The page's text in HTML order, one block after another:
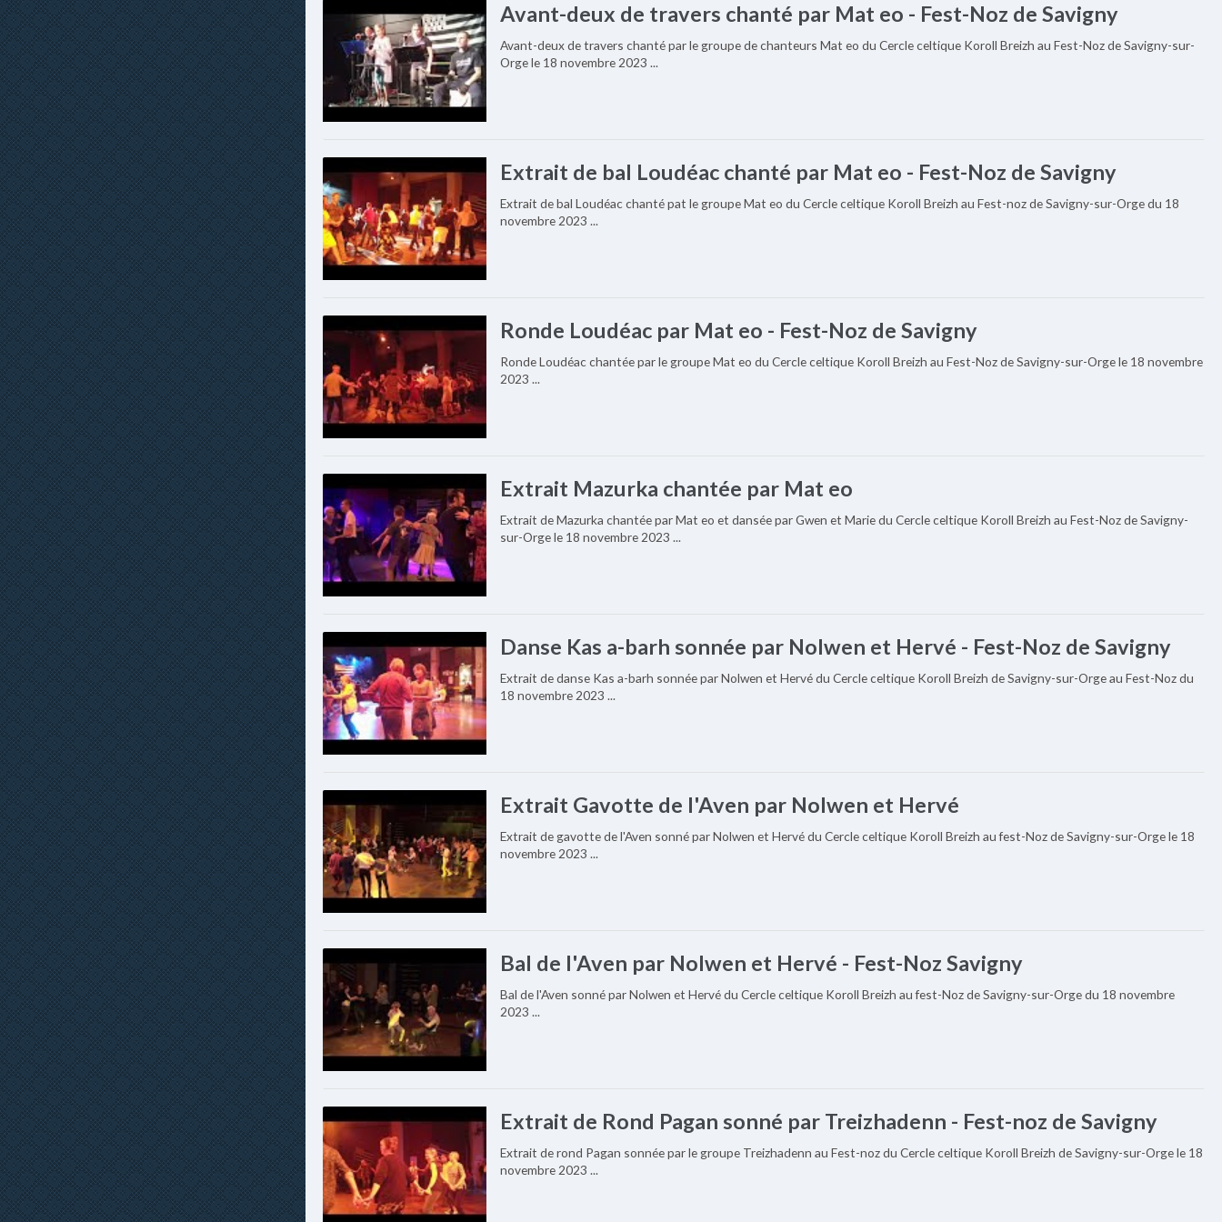
Avant-deux de travers chanté par Mat eo - Fest-Noz de Savigny
Avant-deux de travers chanté par le groupe de chanteurs Mat eo du Cercle celtique Koroll Breizh au Fest-Noz de Savigny-sur-
Orge le 18 novembre 2023 ...
Extrait de bal Loudéac chanté par Mat eo - Fest-Noz de Savigny
Extrait de bal Loudéac chanté pat le groupe Mat eo du Cercle celtique Koroll Breizh au Fest-noz de Savigny-sur-Orge du 18
novembre 2023 ...
Ronde Loudéac par Mat eo - Fest-Noz de Savigny
Ronde Loudéac chantée par le groupe Mat eo du Cercle celtique Koroll Breizh au Fest-Noz de Savigny-sur-Orge le 18 novembre
2023 ...
Extrait Mazurka chantée par Mat eo
Extrait de Mazurka chantée par Mat eo et dansée par Gwen et Marie du Cercle celtique Koroll Breizh au Fest-Noz de Savigny-
sur-Orge le 18 novembre 2023 ...
Danse Kas a-barh sonnée par Nolwen et Hervé - Fest-Noz de Savigny
Extrait de danse Kas a-barh sonnée par Nolwen et Hervé du Cercle celtique Koroll Breizh de Savigny-sur-Orge au Fest-Noz du
18 novembre 2023 ...
Extrait Gavotte de l'Aven par Nolwen et Hervé
Extrait de gavotte de l'Aven sonné par Nolwen et Hervé du Cercle celtique Koroll Breizh au fest-Noz de Savigny-sur-Orge le 18
novembre 2023 ...
Bal de l'Aven par Nolwen et Hervé - Fest-Noz Savigny
Bal de l'Aven sonné par Nolwen et Hervé du Cercle celtique Koroll Breizh au fest-Noz de Savigny-sur-Orge du 18 novembre
2023 ...
Extrait de Rond Pagan sonné par Treizhadenn - Fest-noz de Savigny
Extrait de rond Pagan sonnée par le groupe Treizhadenn au Fest-noz du Cercle celtique Koroll Breizh de Savigny-sur-Orge le 18
novembre 2023 ...